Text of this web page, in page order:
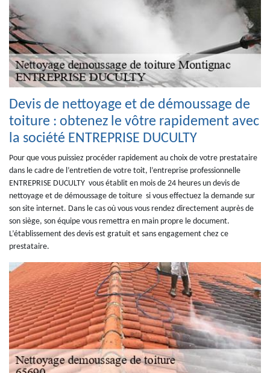
Devis de nettoyage et de démoussage de
toiture : obtenez le vôtre rapidement avec
la société ENTREPRISE DUCULTY
Pour que vous puissiez procéder rapidement au choix de votre prestataire
dans le cadre de l’entretien de votre toit, l’entreprise professionnelle
ENTREPRISE DUCULTY vous établit en mois de 24 heures un devis de
nettoyage et de démoussage de toiture si vous effectuez la demande sur
son site internet. Dans le cas où vous vous rendez directement auprès de
son siège, son équipe vous remettra en main propre le document.
L’établissement des devis est gratuit et sans engagement chez ce
prestataire.